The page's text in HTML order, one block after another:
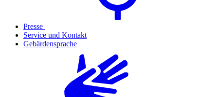
Presse
Service und Kontakt
Gebärdensprache